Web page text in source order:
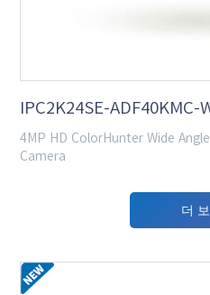
IPC2K24SE-ADF40KMC-
4MP HD ColorHunter Wide
Camera
더 보